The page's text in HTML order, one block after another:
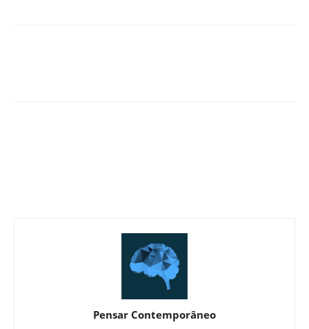
Pensar Contemporâneo